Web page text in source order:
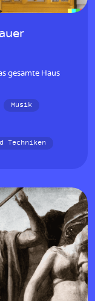
gesamte Haus
Musik
Techniken